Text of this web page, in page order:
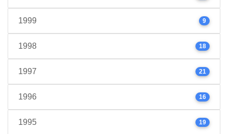
1999 9
1998 18
1997 21
1996 16
1995 19